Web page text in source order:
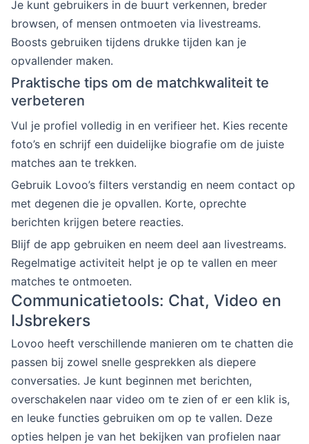
Je kunt gebruikers in de buurt verkennen, breder
browsen, of mensen ontmoeten via livestreams.
Boosts gebruiken tijdens drukke tijden kan je
opvallender maken.
Praktische tips om de matchkwaliteit te
verbeteren
Vul je profiel volledig in en verifieer het. Kies recente
foto’s en schrijf een duidelijke biografie om de juiste
matches aan te trekken.
Gebruik Lovoo’s filters verstandig en neem contact op
met degenen die je opvallen. Korte, oprechte
berichten krijgen betere reacties.
Blijf de app gebruiken en neem deel aan livestreams.
Regelmatige activiteit helpt je op te vallen en meer
matches te ontmoeten.
Communicatietools: Chat, Video en
IJsbrekers
Lovoo heeft verschillende manieren om te chatten die
passen bij zowel snelle gesprekken als diepere
conversaties. Je kunt beginnen met berichten,
overschakelen naar video om te zien of er een klik is,
en leuke functies gebruiken om op te vallen. Deze
opties helpen je van het bekijken van profielen naar